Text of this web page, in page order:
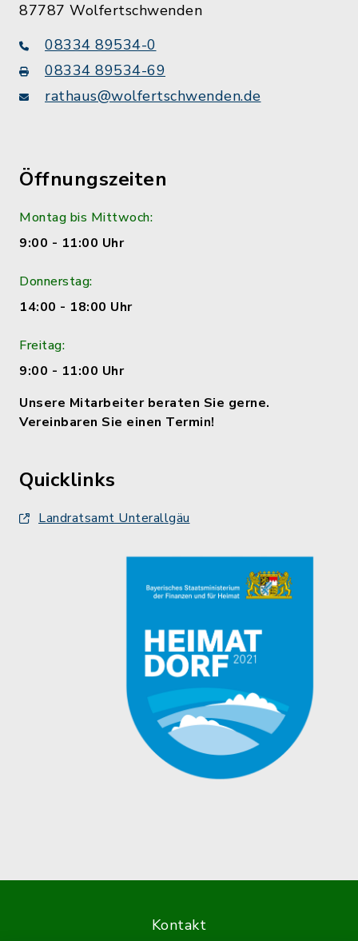
87787 Wolfertschwenden
08334 89534-0
08334 89534-69
rathaus@wolfertschwenden.de
Öffnungszeiten
Montag bis Mittwoch:
9:00 - 11:00 Uhr
Donnerstag:
14:00 - 18:00 Uhr
Freitag:
9:00 - 11:00 Uhr
Unsere Mitarbeiter beraten Sie gerne.
Vereinbaren Sie einen Termin!
Quicklinks
Landratsamt Unterallgäu
Kontakt